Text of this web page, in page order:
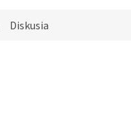
Diskusia